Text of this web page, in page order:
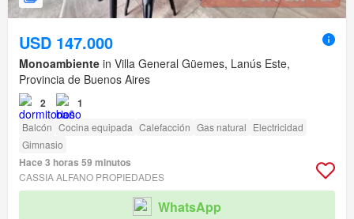
USD 147.000
Monoambiente in Villa General Güemes, Lanús Este,
Provincia de Buenos Aires
2 1
Balcón Cocina equipada Calefacción Gas natural Electricidad
Gimnasio
Hace 3 horas 59 minutos
CASSIA ALFANO PROPIEDADES
WhatsApp